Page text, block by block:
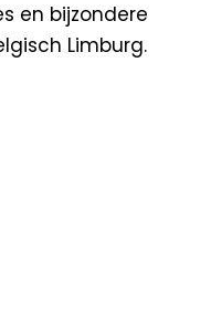
en bijzondere
Limburg.